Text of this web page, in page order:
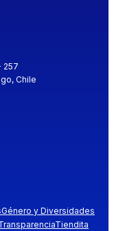
257
Chile
Género y Diversidades
Tiendita